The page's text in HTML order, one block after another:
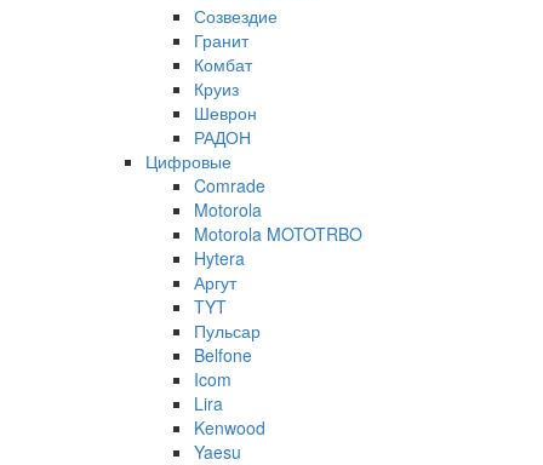
Созвездие
Гранит
Комбат
Круиз
Шеврон
РАДОН
Цифровые
Comrade
Motorola
Motorola MOTOTRBO
Hytera
Аргут
TYT
Пульсар
Belfone
Icom
Lira
Kenwood
Yaesu